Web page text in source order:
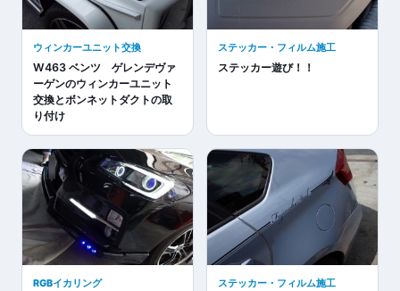
ウィンカーユニット交換
W463 ベンツ ゲレンデヴァ
ーゲンのウィンカーユニット
交換とボンネットダクトの取
り付け
ステッカー・フィルム施工
ステッカー遊び！！
RGBイカリング ステッカー・フィルム施工